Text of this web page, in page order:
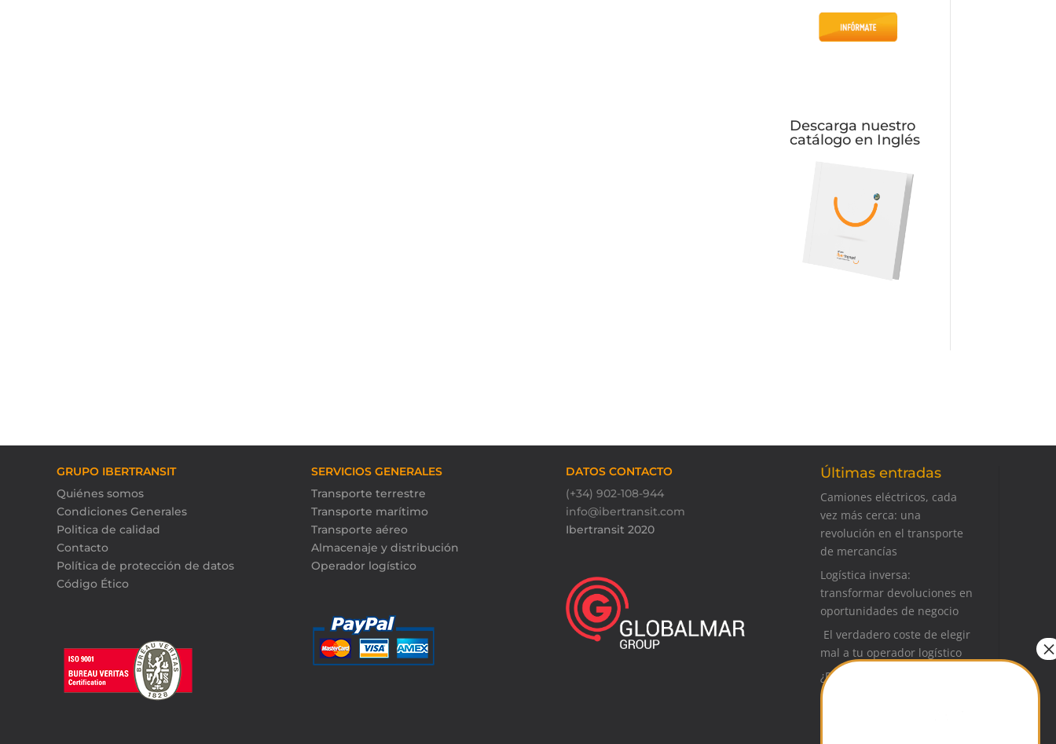
Descarga nuestro
catálogo en Inglés
GRUPO IBERTRANSIT
Quiénes somos
Condiciones Generales
Politica de calidad
Contacto
Política de protección de datos
Código Ético
SERVICIOS GENERALES
Transporte terrestre
Transporte marítimo
Transporte aéreo
Almacenaje y distribución
Operador logístico
DATOS CONTACTO
(+34) 902-108-944
info@ibertransit.com
Ibertransit 2020
Últimas entradas
Camiones eléctricos, cada
vez más cerca: una
revolución en el transporte
de mercancías
Logística inversa:
transformar devoluciones en
oportunidades de negocio
El verdadero coste de elegir
mal a tu operador logístico
¿Preparando una auditoría?
Qué documentación puedes